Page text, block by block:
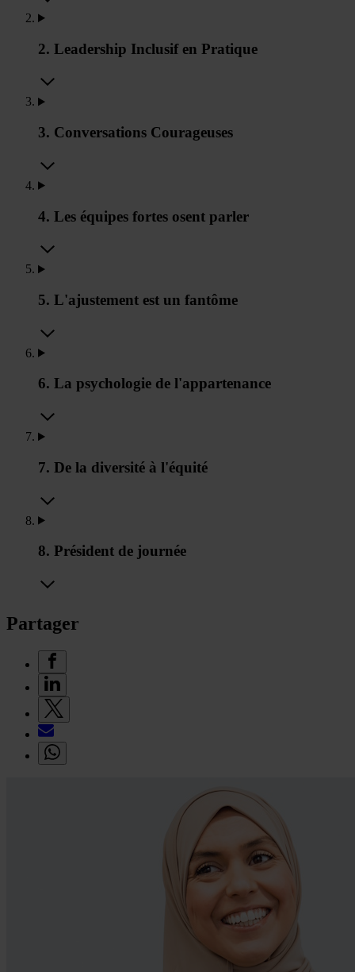
2. Leadership Inclusif en Pratique
3. Conversations Courageuses
4. Les équipes fortes osent parler
5. L'ajustement est un fantôme
6. La psychologie de l'appartenance
7. De la diversité à l'équité
8. Président de journée
Partager